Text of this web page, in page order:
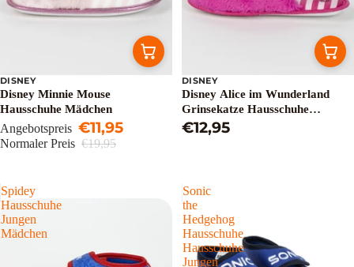
Sale
DISNEY
Disney Minnie Mouse
Hausschuhe Mädchen
Angebotspreis €11,95
Normaler Preis €19,95
DISNEY
Disney Alice im Wunderland
Grinsekatze Hausschuhe
Hausschuhe Mädchen
€12,95
Spidey
Hausschuhe
Jungen
Mädchen
Sonic
the
Hedgehog
Hausschuhe
Hausschuhe
Jungen